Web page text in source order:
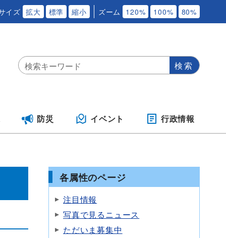
イズ 拡大 標準 縮小 ズーム 120% 100% 80%
防災 イベント 行政情報
各属性のページ
注目情報
写真で見るニュース
ただいま募集中